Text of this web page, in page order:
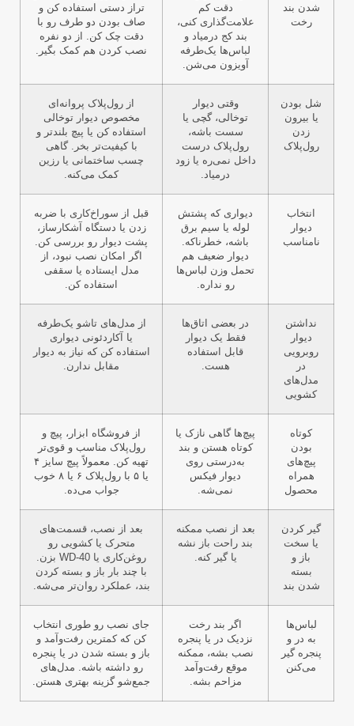
شدن بند
رخت
دقت کم
علامت‌گذاری کنی،
بند کج درمیاد و
لباس‌ها یک‌طرفه
آویزون می‌شن.
تراز دستی استفاده کن و
صاف بودن دو طرف رو با
دقت چک کن. از دو نفره
نصب کردن هم کمک بگیر.
شل بودن
یا بیرون
زدن
رول‌پلاک
وقتی دیوار
توخالی، گچی یا
سست باشه،
رول‌پلاک درست
داخل نمی‌ره یا زود
درمیاد.
از رول‌پلاک پروانه‌ای
مخصوص دیوار توخالی
استفاده کن یا پیچ بلندتر و
با کیفیت‌تر بخر. گاهی
چسب ساختمانی یا رزین
کمک می‌کنه.
انتخاب
دیوار
نامناسب
دیواری که پشتش
لوله یا سیم برق
باشه، خطرناکه.
دیوار ضعیف هم
تحمل وزن لباس‌ها
رو نداره.
قبل از سوراخ‌کاری با ضربه
زدن یا دستگاه آشکارساز،
پشت دیوار رو بررسی کن.
اگر امکان نصب نبود، از
مدل ایستاده یا سقفی
استفاده کن.
نداشتن
دیوار
روبرویی
در
مدل‌های
کشویی
در بعضی اتاق‌ها
فقط یک دیوار
قابل استفاده
هست.
از مدل‌های تاشو یک‌طرفه
یا آکاردئونی دیواری
استفاده کن که نیاز به دیوار
مقابل ندارن.
کوتاه
بودن
پیچ‌های
همراه
محصول
پیچ‌ها گاهی نازک یا
کوتاه هستن و بند
به‌درستی روی
دیوار فیکس
نمی‌شه.
از فروشگاه ابزار، پیچ و
رول‌پلاک مناسب و قوی‌تر
تهیه کن. معمولاً پیچ سایز ۴
یا ۵ با رول‌پلاک ۶ یا ۸ خوب
جواب می‌ده.
گیر کردن
یا سخت
باز و
بسته
شدن بند
بعد از نصب ممکنه
بند راحت باز نشه
یا گیر کنه.
بعد از نصب، قسمت‌های
متحرک یا کشویی رو
روغن‌کاری یا WD-40 بزن.
با چند بار باز و بسته کردن
بند، عملکرد روان‌تر می‌شه.
لباس‌ها
به در و
پنجره گیر
می‌کنن
اگر بند رخت
نزدیک در یا پنجره
نصب بشه، ممکنه
موقع رفت‌وآمد
مزاحم بشه.
جای نصب رو طوری انتخاب
کن که کمترین رفت‌وآمد و
باز و بسته شدن در یا پنجره
رو داشته باشه. مدل‌های
جمع‌شو گزینه بهتری هستن.